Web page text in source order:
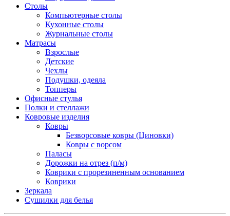
Столы
Компьютерные столы
Кухонные столы
Журнальные столы
Матрасы
Взрослые
Детские
Чехлы
Подушки, одеяла
Топперы
Офисные стулья
Полки и стеллажи
Ковровые изделия
Ковры
Безворсовые ковры (Циновки)
Ковры с ворсом
Паласы
Дорожки на отрез (п/м)
Коврики с прорезиненным основанием
Коврики
Зеркала
Сушилки для белья